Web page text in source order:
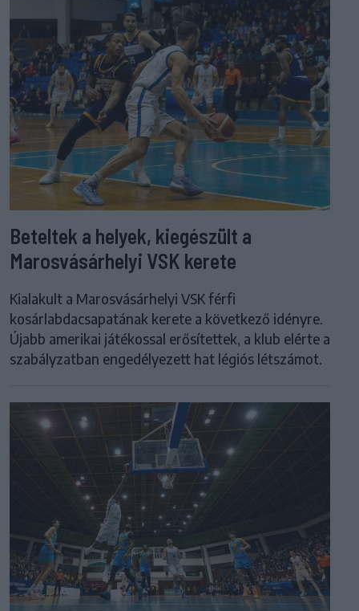
Beteltek a helyek, kiegészült a
Marosvásárhelyi VSK kerete
Kialakult a Marosvásárhelyi VSK férfi
kosárlabdacsapatának kerete a következő idényre.
Újabb amerikai játékossal erősítettek, a klub elérte a
szabályzatban engedélyezett hat légiós létszámot.